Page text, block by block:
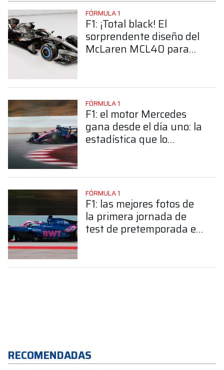
FÓRMULA 1
F1: ¡Total black! El
sorprendente diseño del
McLaren MCL40 para
FÓRMULA 1
F1: el motor Mercedes
gana desde el día uno: la
estadística que lo
FÓRMULA 1
F1: las mejores fotos de
la primera jornada de
test de pretemporada en
RECOMENDADAS